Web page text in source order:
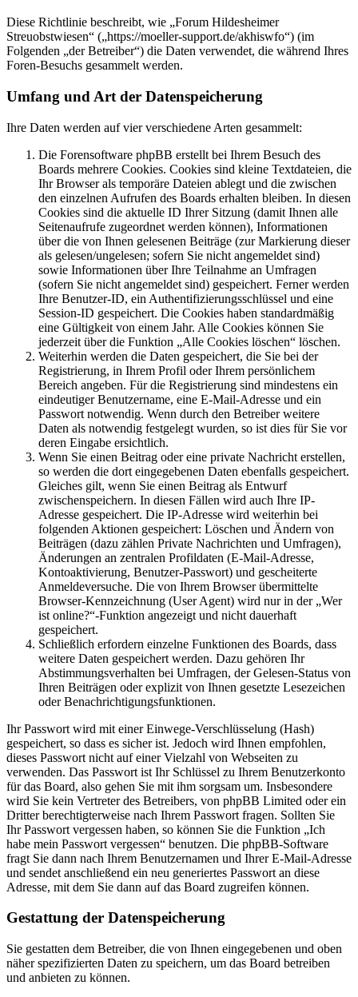
Diese Richtlinie beschreibt, wie „Forum Hildesheimer
Streuobstwiesen“ („https://moeller-support.de/akhiswfo“) (im
Folgenden „der Betreiber“) die Daten verwendet, die während Ihres
Foren-Besuchs gesammelt werden.
Umfang und Art der Datenspeicherung
Ihre Daten werden auf vier verschiedene Arten gesammelt:
Die Forensoftware phpBB erstellt bei Ihrem Besuch des
Boards mehrere Cookies. Cookies sind kleine Textdateien, die
Ihr Browser als temporäre Dateien ablegt und die zwischen
den einzelnen Aufrufen des Boards erhalten bleiben. In diesen
Cookies sind die aktuelle ID Ihrer Sitzung (damit Ihnen alle
Seitenaufrufe zugeordnet werden können), Informationen
über die von Ihnen gelesenen Beiträge (zur Markierung dieser
als gelesen/ungelesen; sofern Sie nicht angemeldet sind)
sowie Informationen über Ihre Teilnahme an Umfragen
(sofern Sie nicht angemeldet sind) gespeichert. Ferner werden
Ihre Benutzer-ID, ein Authentifizierungsschlüssel und eine
Session-ID gespeichert. Die Cookies haben standardmäßig
eine Gültigkeit von einem Jahr. Alle Cookies können Sie
jederzeit über die Funktion „Alle Cookies löschen“ löschen.
Weiterhin werden die Daten gespeichert, die Sie bei der
Registrierung, in Ihrem Profil oder Ihrem persönlichem
Bereich angeben. Für die Registrierung sind mindestens ein
eindeutiger Benutzername, eine E-Mail-Adresse und ein
Passwort notwendig. Wenn durch den Betreiber weitere
Daten als notwendig festgelegt wurden, so ist dies für Sie vor
deren Eingabe ersichtlich.
Wenn Sie einen Beitrag oder eine private Nachricht erstellen,
so werden die dort eingegebenen Daten ebenfalls gespeichert.
Gleiches gilt, wenn Sie einen Beitrag als Entwurf
zwischenspeichern. In diesen Fällen wird auch Ihre IP-
Adresse gespeichert. Die IP-Adresse wird weiterhin bei
folgenden Aktionen gespeichert: Löschen und Ändern von
Beiträgen (dazu zählen Private Nachrichten und Umfragen),
Änderungen an zentralen Profildaten (E-Mail-Adresse,
Kontoaktivierung, Benutzer-Passwort) und gescheiterte
Anmeldeversuche. Die von Ihrem Browser übermittelte
Browser-Kennzeichnung (User Agent) wird nur in der „Wer
ist online?“-Funktion angezeigt und nicht dauerhaft
gespeichert.
Schließlich erfordern einzelne Funktionen des Boards, dass
weitere Daten gespeichert werden. Dazu gehören Ihr
Abstimmungsverhalten bei Umfragen, der Gelesen-Status von
Ihren Beiträgen oder explizit von Ihnen gesetzte Lesezeichen
oder Benachrichtigungsfunktionen.
Ihr Passwort wird mit einer Einwege-Verschlüsselung (Hash)
gespeichert, so dass es sicher ist. Jedoch wird Ihnen empfohlen,
dieses Passwort nicht auf einer Vielzahl von Webseiten zu
verwenden. Das Passwort ist Ihr Schlüssel zu Ihrem Benutzerkonto
für das Board, also gehen Sie mit ihm sorgsam um. Insbesondere
wird Sie kein Vertreter des Betreibers, von phpBB Limited oder ein
Dritter berechtigterweise nach Ihrem Passwort fragen. Sollten Sie
Ihr Passwort vergessen haben, so können Sie die Funktion „Ich
habe mein Passwort vergessen“ benutzen. Die phpBB-Software
fragt Sie dann nach Ihrem Benutzernamen und Ihrer E-Mail-Adresse
und sendet anschließend ein neu generiertes Passwort an diese
Adresse, mit dem Sie dann auf das Board zugreifen können.
Gestattung der Datenspeicherung
Sie gestatten dem Betreiber, die von Ihnen eingegebenen und oben
näher spezifizierten Daten zu speichern, um das Board betreiben
und anbieten zu können.